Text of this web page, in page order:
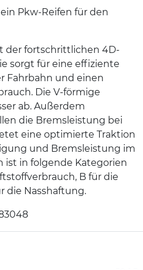
Pkw-Reifen für den
der fortschrittlichen 4D-
sorgt für eine effiziente
Fahrbahn und einen
Die V-förmige
ab. Außerdem
die Bremsleistung bei
eine optimierte Traktion
und Bremsleistung im
ist in folgende Kategorien
B für die
die Nasshaftung.